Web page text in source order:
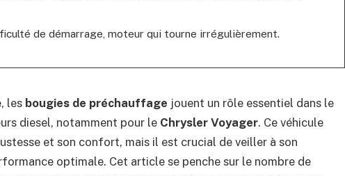
de démarrage, moteur qui tourne irrégulièrement.
les bougies de préchauffage jouent un rôle essentiel dans le
diesel, notamment pour le Chrysler Voyager. Ce véhicule
et son confort, mais il est crucial de veiller à son
optimale. Cet article se penche sur le nombre de